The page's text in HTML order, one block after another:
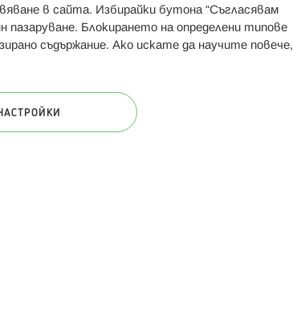
Последвайте ни:
в сайта. Избирайки бутона “Съгласявам
Блокирането на определени типове
съдържание. Ако искате да научите повече,